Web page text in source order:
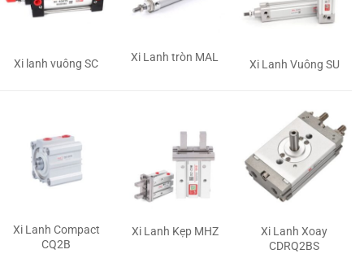
Xi lanh vuông SC Xi Lanh tròn MAL
Xi Lanh Vuông SU
Xi Lanh Compact
CQ2B
Xi Lanh Kẹp MHZ
Xi Lanh Xoay
CDRQ2BS